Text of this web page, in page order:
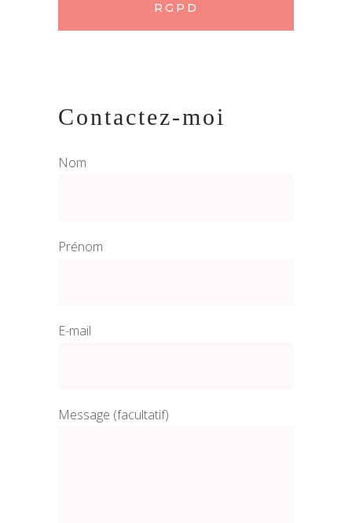
RGPD
Contactez-moi
Nom
Prénom
E-mail
Message (facultatif)